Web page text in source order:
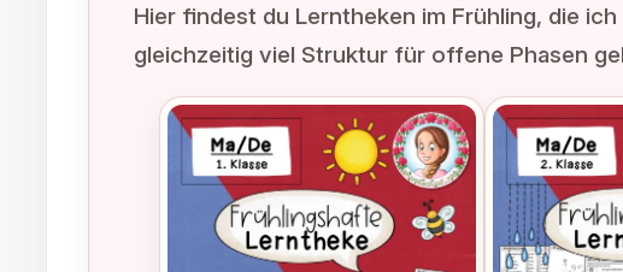
Hier findest du Lerntheken im Frühling, die
gleichzeitig viel Struktur für offene Phasen